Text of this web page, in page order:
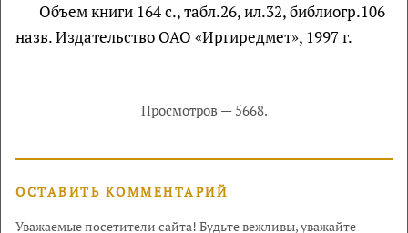
Объем книги 164 с., табл.26, ил.32, библиогр.106
назв. Издательство ОАО «Иргиредмет», 1997 г.
Просмотров — 5668.
ОСТАВИТЬ КОММЕНТАРИЙ
Уважаемые посетители сайта! Будьте вежливы, уважайте